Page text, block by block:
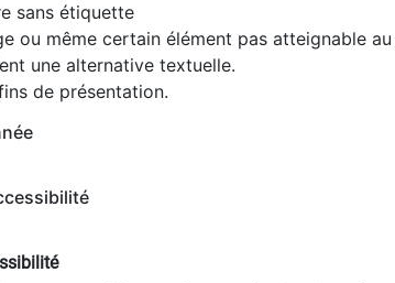
sans étiquette
ou même certain élément pas atteignable
une alternative textuelle.
de présentation.